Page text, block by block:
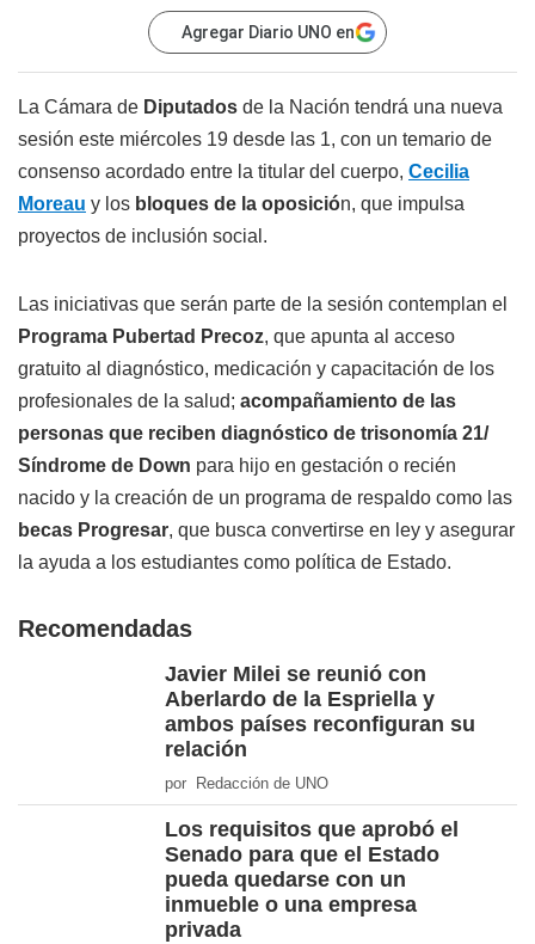
Agregar Diario UNO en
La Cámara de Diputados de la Nación tendrá una nueva
sesión este miércoles 19 desde las 1, con un temario de
consenso acordado entre la titular del cuerpo, Cecilia
Moreau y los bloques de la oposición, que impulsa
proyectos de inclusión social.
Las iniciativas que serán parte de la sesión contemplan el
Programa Pubertad Precoz, que apunta al acceso
gratuito al diagnóstico, medicación y capacitación de los
profesionales de la salud; acompañamiento de las
personas que reciben diagnóstico de trisonomía 21/
Síndrome de Down para hijo en gestación o recién
nacido y la creación de un programa de respaldo como las
becas Progresar, que busca convertirse en ley y asegurar
la ayuda a los estudiantes como política de Estado.
Recomendadas
Javier Milei se reunió con
Aberlardo de la Espriella y
ambos países reconfiguran su
relación
por Redacción de UNO
Los requisitos que aprobó el
Senado para que el Estado
pueda quedarse con un
inmueble o una empresa
privada